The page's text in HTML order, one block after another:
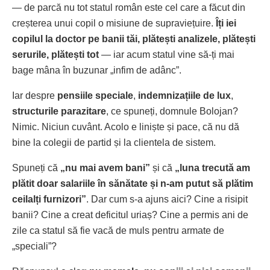
— de parcă nu tot statul român este cel care a făcut din
creșterea unui copil o misiune de supraviețuire. Îți iei
copilul la doctor pe banii tăi, plătești analizele, plătești
serurile, plătești tot — iar acum statul vine să-ți mai
bage mâna în buzunar „infim de adânc”.
Iar despre pensiile speciale, indemnizațiile de lux,
structurile parazitare, ce spuneți, domnule Bolojan?
Nimic. Niciun cuvânt. Acolo e liniște și pace, că nu dă
bine la colegii de partid și la clientela de sistem.
Spuneți că „nu mai avem bani” și că „luna trecută am
plătit doar salariile în sănătate și n-am putut să plătim
ceilalți furnizori”. Dar cum s-a ajuns aici? Cine a risipit
banii? Cine a creat deficitul uriaș? Cine a permis ani de
zile ca statul să fie vacă de muls pentru armate de
„speciali”?